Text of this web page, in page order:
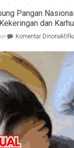
Pangan
dan
Komentar